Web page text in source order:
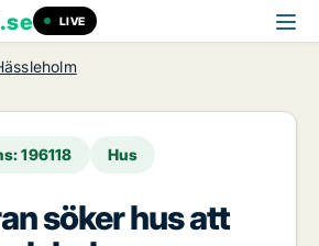
.se LIVE
196118 Hus
söker hus att